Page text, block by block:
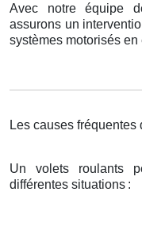
Avec notre équipe
assurons un
systèmes motorisés
Les causes fréquentes
Un volets roulants
différentes situations :